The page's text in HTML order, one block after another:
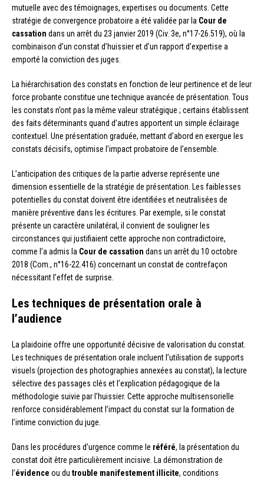
mutuelle avec des témoignages, expertises ou documents. Cette
stratégie de convergence probatoire a été validée par la Cour de
cassation dans un arrêt du 23 janvier 2019 (Civ. 3e, n°17-26.519), où la
combinaison d’un constat d’huissier et d’un rapport d’expertise a
emporté la conviction des juges.
La hiérarchisation des constats en fonction de leur pertinence et de leur
force probante constitue une technique avancée de présentation. Tous
les constats n’ont pas la même valeur stratégique ; certains établissent
des faits déterminants quand d’autres apportent un simple éclairage
contextuel. Une présentation graduée, mettant d’abord en exergue les
constats décisifs, optimise l’impact probatoire de l’ensemble.
L’anticipation des critiques de la partie adverse représente une
dimension essentielle de la stratégie de présentation. Les faiblesses
potentielles du constat doivent être identifiées et neutralisées de
manière préventive dans les écritures. Par exemple, si le constat
présente un caractère unilatéral, il convient de souligner les
circonstances qui justifiaient cette approche non contradictoire,
comme l’a admis la Cour de cassation dans un arrêt du 10 octobre
2018 (Com., n°16-22.416) concernant un constat de contrefaçon
nécessitant l’effet de surprise.
Les techniques de présentation orale à
l’audience
La plaidoirie offre une opportunité décisive de valorisation du constat.
Les techniques de présentation orale incluent l’utilisation de supports
visuels (projection des photographies annexées au constat), la lecture
sélective des passages clés et l’explication pédagogique de la
méthodologie suivie par l’huissier. Cette approche multisensorielle
renforce considérablement l’impact du constat sur la formation de
l’intime conviction du juge.
Dans les procédures d’urgence comme le référé, la présentation du
constat doit être particulièrement incisive. La démonstration de
l’évidence ou du trouble manifestement illicite, conditions